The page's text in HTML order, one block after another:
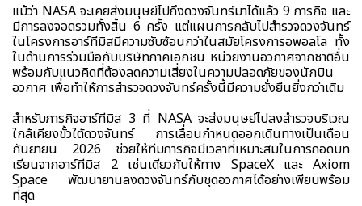
แม้ว่า NASA จะเคยส่งมนุษย์ไปถึงดวงจันทร์มาได้แล้ว 9 ภารกิจ และ
มีการลงจอดรวมทั้งสิ้น 6 ครั้ง แต่แผนการกลับไปสำรวจดวงจันทร์
ในโครงการอาร์ทีมิสมีความซับซ้อนกว่าในสมัยโครงการอพอลโล ทั้ง
ในด้านการร่วมมือกับบริษัทภาคเอกชน หน่วยงานอวกาศจากชาติอื่น
พร้อมกับแนวคิดที่ต้องลดความเสี่ยงในความปลอดภัยของนักบิน
อวกาศ เพื่อทำให้การสำรวจดวงจันทร์ครั้งนี้มีความยั่งยืนยิ่งกว่าเดิม
สำหรับภารกิจอาร์ทีมิส 3 ที่ NASA จะส่งมนุษย์ไปลงสำรวจบริเวณ
ใกล้เคียงขั้วใต้ดวงจันทร์ การเลื่อนกำหนดออกเดินทางเป็นเดือน
กันยายน 2026 ช่วยให้ทีมภารกิจมีเวลาที่เหมาะสมในการถอดบท
เรียนจากอาร์ทีมิส 2 เช่นเดียวกับให้ทาง SpaceX และ Axiom
Space พัฒนายานลงดวงจันทร์กับชุดอวกาศได้อย่างเพียบพร้อม
ที่สุด